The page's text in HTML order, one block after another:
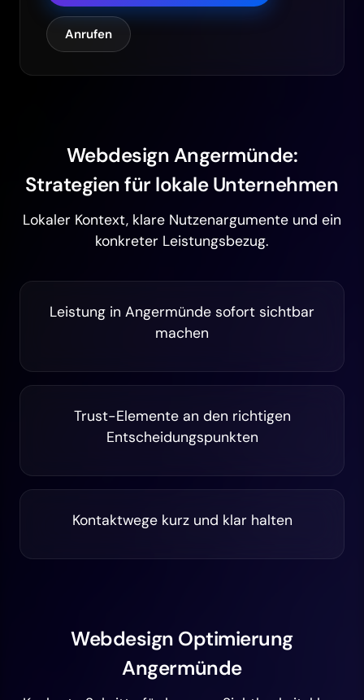
Anrufen
Webdesign Angermünde:
Strategien für lokale Unternehmen
Lokaler Kontext, klare Nutzenargumente und ein
konkreter Leistungsbezug.
Leistung in Angermünde sofort sichtbar
machen
Trust-Elemente an den richtigen
Entscheidungspunkten
Kontaktwege kurz und klar halten
Webdesign Optimierung
Angermünde